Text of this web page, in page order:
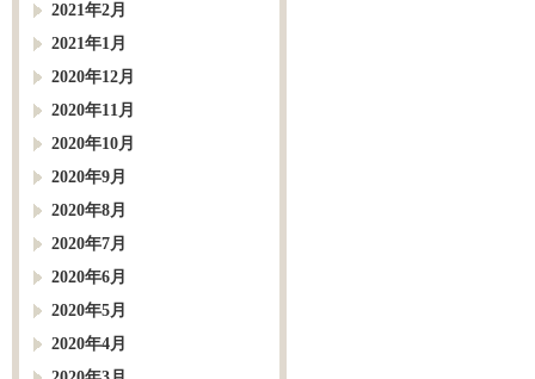
2021年2月
2021年1月
2020年12月
2020年11月
2020年10月
2020年9月
2020年8月
2020年7月
2020年6月
2020年5月
2020年4月